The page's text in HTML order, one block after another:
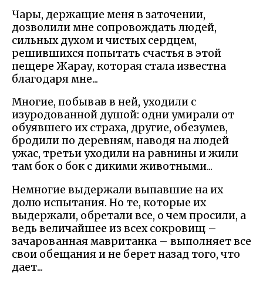
Чары, держащие меня в заточении,
дозволили мне сопровождать людей,
сильных духом и чистых сердцем,
решившихся попытать счастья в этой
пещере Жарау, которая стала известна
благодаря мне...
Многие, побывав в ней, уходили с
изуродованной душой: одни умирали от
обуявшего их страха, другие, обезумев,
бродили по деревням, наводя на людей
ужас, третьи уходили на равнины и жили
там бок о бок с дикими животными...
Немногие выдержали выпавшие на их
долю испытания. Но те, которые их
выдержали, обретали все, о чем просили, а
ведь величайшее из всех сокровищ –
зачарованная мавританка – выполняет все
свои обещания и не берет назад того, что
дает...